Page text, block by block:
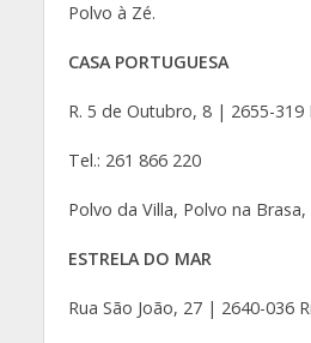
Polvo à Zé.
CASA PORTUGUESA
R. 5 de Outubro, 8 | 2655-319
Tel.: 261 866 220
Polvo da Villa, Polvo na
ESTRELA DO MAR
Rua São João, 27 | 2640-036